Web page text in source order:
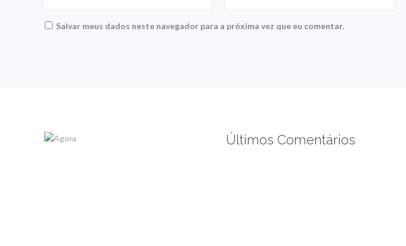
Salvar meus dados neste navegador para a próxima vez que eu comentar.
Últimos Comentários